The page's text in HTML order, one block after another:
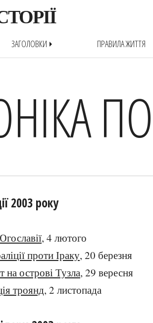
ЗАГОЛОВКИarrow_right ПРАВИЛА ЖИТТЯ
2003 року
, 4 лютого
проти Іраку, 20 березня
на острові Тузла, 29 вересня
троянд, 2 листопада